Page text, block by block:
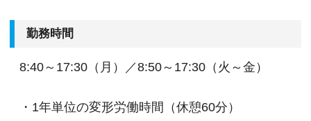
で残業の抑制が成功しています。
を始業時間にできる制度を導入していますので、
きます。その他、時短勤務、リモートワークも相
勤務時間
8:40～17:30（月）／8:50～17:30（火～金）
・1年単位の変形労働時間（休憩60分）